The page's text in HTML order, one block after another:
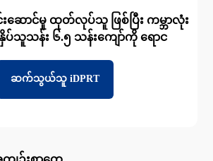
းဆောင်မှု ထုတ်လုပ်သူ ဖြစ်ပြီး ကမ္ဘာလုံး
နှိပ်သူသန်း ၆.၅ သန်းကျော်ကို ရောင
ဆက်သွယ်သူ iDPRT